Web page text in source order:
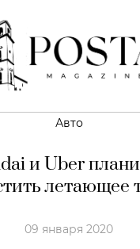
Авто
и Uber
летающее
09 января 2020